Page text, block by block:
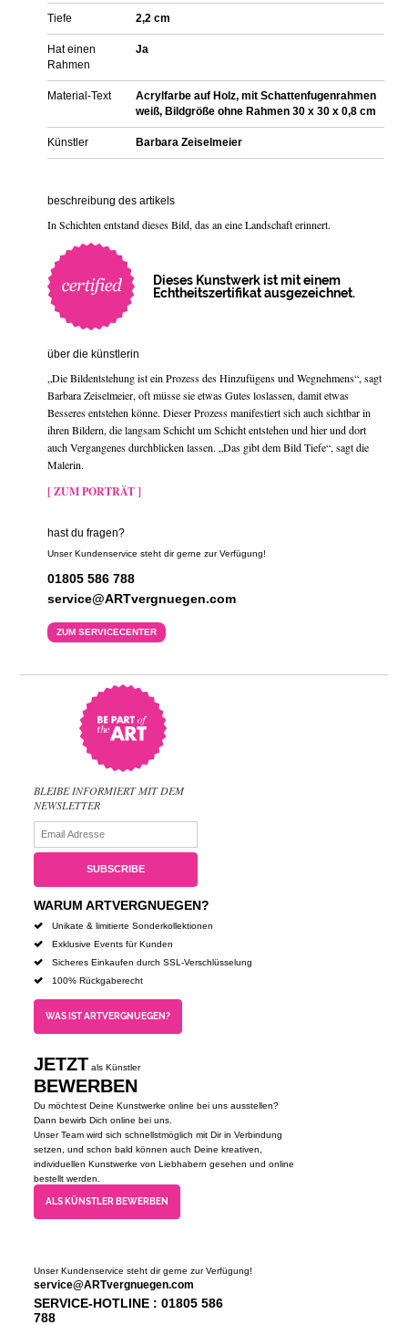
Tiefe 2,2 cm
Hat einen
Rahmen
Ja
Material-Text
Acrylfarbe auf Holz, mit Schattenfugenrahmen
weiß, Bildgröße ohne Rahmen 30 x 30 x 0,8 cm
Künstler Barbara Zeiselmeier
beschreibung des artikels
In Schichten entstand dieses Bild, das an eine Landschaft erinnert.
Dieses Kunstwerk ist mit einem
Echtheitszertifikat ausgezeichnet.
über die künstlerin
„Die Bildentstehung ist ein Prozess des Hinzufügens und Wegnehmens“, sagt
Barbara Zeiselmeier, oft müsse sie etwas Gutes loslassen, damit etwas
Besseres entstehen könne. Dieser Prozess manifestiert sich auch sichtbar in
ihren Bildern, die langsam Schicht um Schicht entstehen und hier und dort
auch Vergangenes durchblicken lassen. „Das gibt dem Bild Tiefe“, sagt die
Malerin.
[ ZUM PORTRÄT ]
hast du fragen?
Unser Kundenservice steht dir gerne zur Verfügung!
01805 586 788
service@ARTvergnuegen.com
ZUM SERVICECENTER
BLEIBE INFORMIERT MIT DEM
NEWSLETTER
WARUM ARTVERGNUEGEN?
Unikate & limitierte Sonderkollektionen
Exklusive Events für Kunden
Sicheres Einkaufen durch SSL-Verschlüsselung
100% Rückgaberecht
WAS IST ARTVERGNUEGEN?
JETZT als Künstler
BEWERBEN
Du möchtest Deine Kunstwerke online bei uns ausstellen?
Dann bewirb Dich online bei uns.
Unser Team wird sich schnellstmöglich mit Dir in Verbindung
setzen, und schon bald können auch Deine kreativen,
individuellen Kunstwerke von Liebhabern gesehen und online
bestellt werden.
ALS KÜNSTLER BEWERBEN
Unser Kundenservice steht dir gerne zur Verfügung!
service@ARTvergnuegen.com
SERVICE-HOTLINE : 01805 586
788